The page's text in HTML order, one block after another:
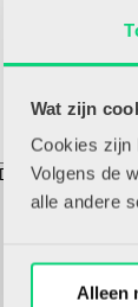
Wat zijn
Cookies zijn
Volgens de
alle andere
Alleen
Deel